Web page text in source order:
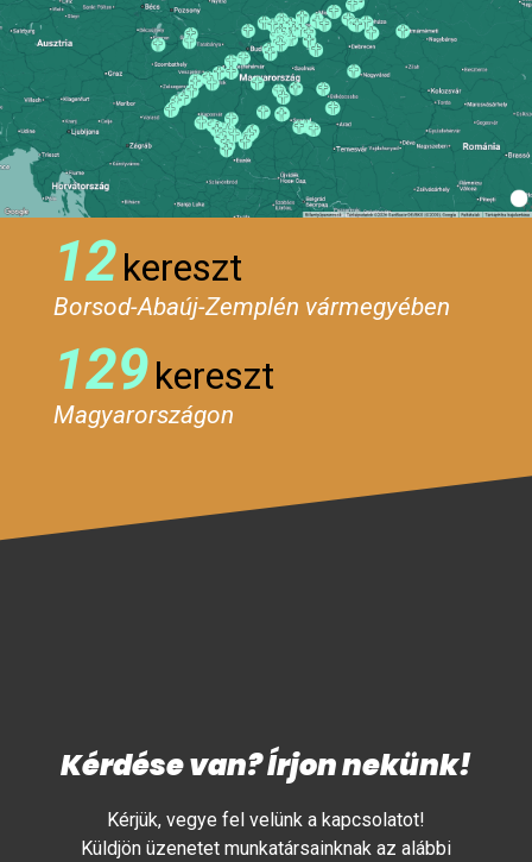
12kereszt
Borsod-Abaúj-Zemplén vármegyében
129kereszt
Magyarországon
Kérdése van? Írjon nekünk!
Kérjük, vegye fel velünk a kapcsolatot!
Küldjön üzenetet munkatársainknak az alábbi